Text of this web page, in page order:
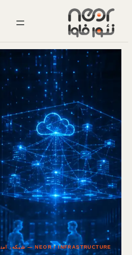
NEOR / INFRASTRUCTURE — شبکه، امنیت، ابر و عملیات